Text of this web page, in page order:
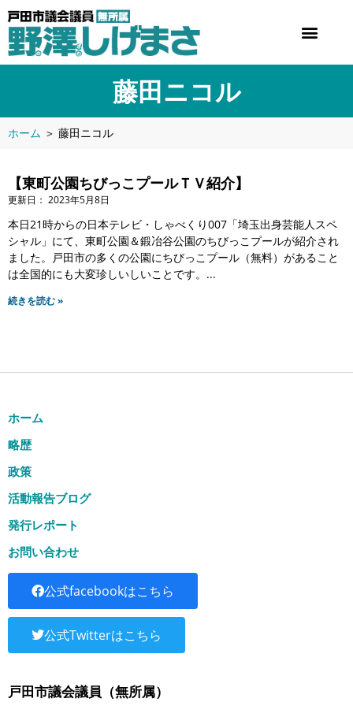
藤田ニコル
ホーム ＞ 藤田ニコル
【東町公園ちびっこプールＴＶ紹介】
2023年5月8日
本日21時からの日本テレビ・しゃべくり007「埼玉出身芸能人スペ
シャル」にて、東町公園＆鍛冶谷公園のちびっこプールが紹介され
ました。戸田市の多くの公園にちびっこプール（無料）があること
は全国的にも大変珍しいしいことです。
続きを読む »
ホーム
略歴
政策
活動報告ブログ
発行レポート
お問い合わせ
公式facebookはこちら
公式Twitterはこちら
戸田市議会議員（無所属）